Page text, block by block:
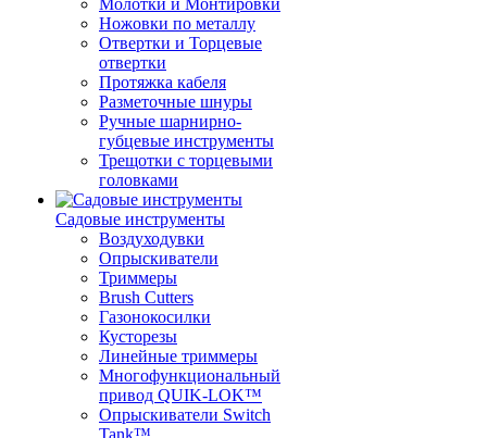
Молотки и Монтировки
Ножовки по металлу
Отвертки и Торцевые
отвертки
Протяжка кабеля
Разметочные шнуры
Ручные шарнирно-
губцевые инструменты
Трещотки с торцевыми
головками
Садовые инструменты
Воздуходувки
Опрыскиватели
Триммеры
Brush Cutters
Газонокосилки
Кусторезы
Линейные триммеры
Многофункциональный
привод QUIK-LOK™
Опрыскиватели Switch
Tank™